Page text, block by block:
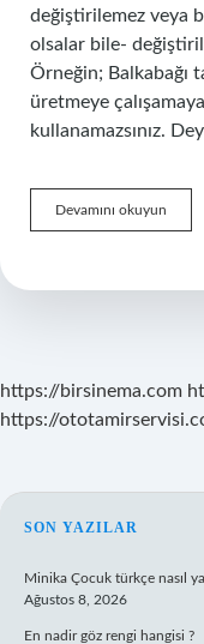
değiştirilemez veya
olsalar bile-
Örneğin; Balkabağı
üretmeye
kullanamazsınız.
Devamını okuyun
Şeyden
https://birsinema.com
https://
SON YAZILAR
Minika Çocuk türkçe nasıl
Ağustos 8, 2026
En nadir göz rengi hangisi ?